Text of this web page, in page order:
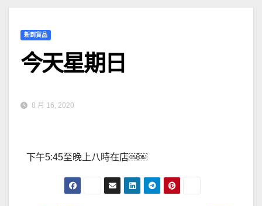
新到貨品
今天星期日
8 月 16, 2020
下午5:45至晚上八時在店￼￼